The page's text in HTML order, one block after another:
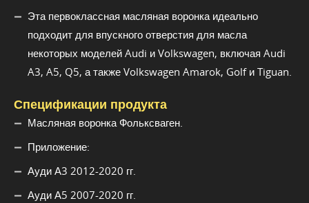
Эта первоклассная масляная воронка идеально
подходит для впускного отверстия для масла
некоторых моделей Audi и Volkswagen, включая Audi
A3, A5, Q5, а также Volkswagen Amarok, Golf и Tiguan.
Спецификации продукта
Масляная воронка Фольксваген.
Приложение:
Ауди А3 2012-2020 гг.
Ауди А5 2007-2020 гг.